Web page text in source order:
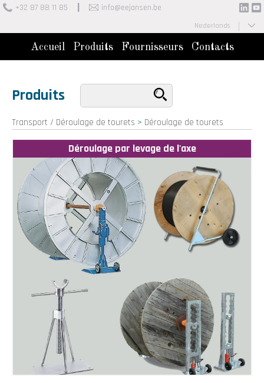
+32 87 88 11 85 info@eejansen.be
Nederlands
Français
Accueil Produits Fournisseurs Contacts
Produits
Transport / Déroulage de tourets > Déroulage de tourets
Déroulage par levage de l'axe